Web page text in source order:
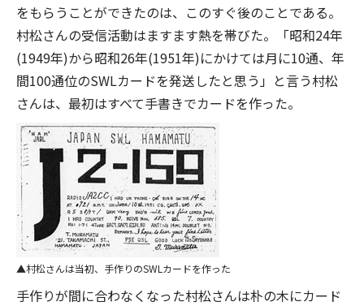
をもらうことができたのは、このすぐ後のことである。
村松さんの受信活動はますます熱を帯びた。「昭和24年
(1949年)から昭和26年(1951年)にかけては月に10通、年
間100通位のSWLカードを発送したと思う」と言う村松
さんは、最初はすべて手書きでカードを作った。
村松さんは当初、手作りのSWLカードを作った
手作りが間に合わなくなった村松さんは朴の木にカード